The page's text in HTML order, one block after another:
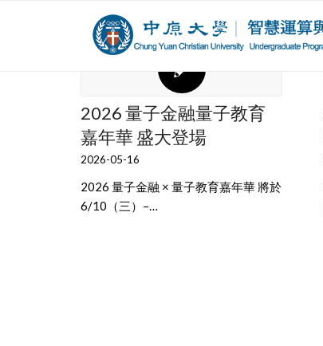
2026 量子金融量子教育
嘉年華 盛大登場
2026-05-16
2026 量子金融 × 量子教育嘉年華 將於
6/10（三）–…